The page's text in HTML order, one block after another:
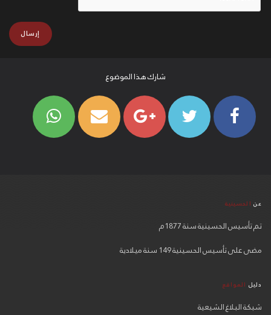
شارك هذا الموضوع
عن الحسينية
تم تأسيس الحسينية سنة 1877م
مضى على تأسيس الحسينية 149 سنة ميلادية
دليل المواقع
شبكة البلاغ الشيعية